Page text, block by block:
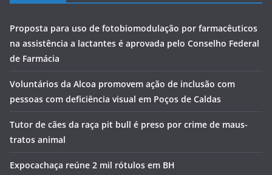
Proposta para uso de fotobiomodulação por farmacêuticos
na assistência a lactantes é aprovada pelo Conselho Federal
de Farmácia
Voluntários da Alcoa promovem ação de inclusão com
pessoas com deficiência visual em Poços de Caldas
Tutor de cães da raça pit bull é preso por crime de maus-
tratos animal
Expocachaça reúne 2 mil rótulos em BH